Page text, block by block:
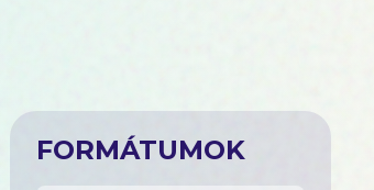
FORMÁTUMOK